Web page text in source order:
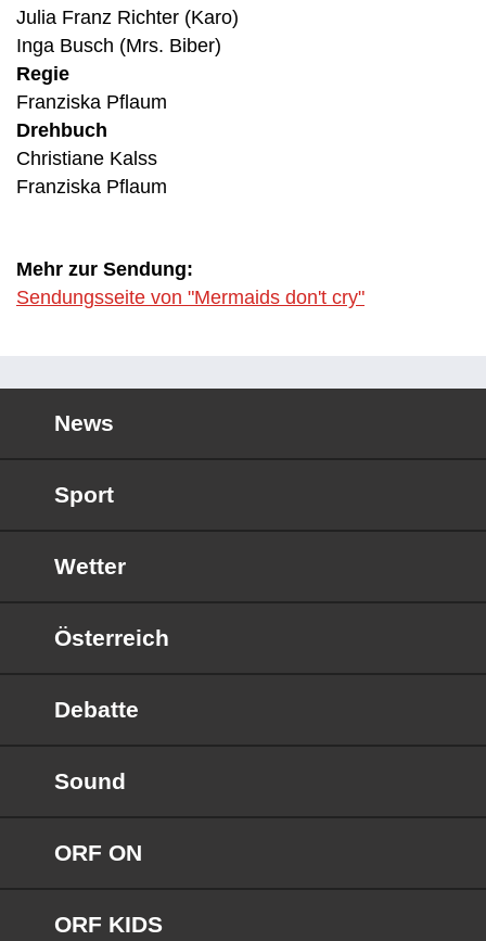
Julia Franz Richter (Karo)
Inga Busch (Mrs. Biber)
Regie
Franziska Pflaum
Drehbuch
Christiane Kalss
Franziska Pflaum
Mehr zur Sendung:
Sendungsseite von "Mermaids don't cry"
News
Sport
Wetter
Österreich
Debatte
Sound
ORF ON
ORF KIDS